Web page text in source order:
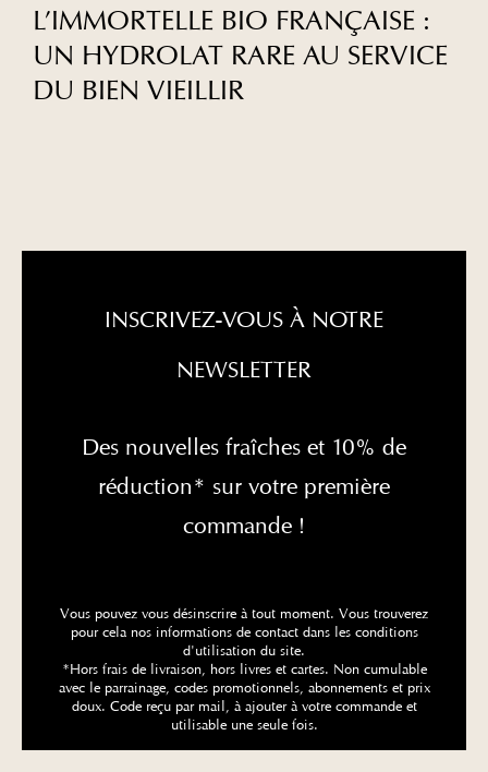
L’IMMORTELLE BIO FRANÇAISE :
UN HYDROLAT RARE AU SERVICE
DU BIEN VIEILLIR
INSCRIVEZ-VOUS À NOTRE
NEWSLETTER
Des nouvelles fraîches et 10% de
réduction* sur votre première
commande !
Vous pouvez vous désinscrire à tout moment. Vous trouverez
pour cela nos informations de contact dans les conditions
d'utilisation du site.
*Hors frais de livraison, hors livres et cartes. Non cumulable
avec le parrainage, codes promotionnels, abonnements et prix
doux. Code reçu par mail, à ajouter à votre commande et
utilisable une seule fois.